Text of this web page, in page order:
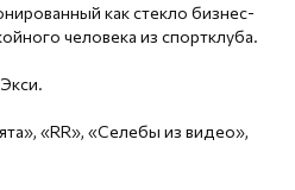
как стекло бизнес-
человека из спортклуба.
«RR», «Селебы из видео»,